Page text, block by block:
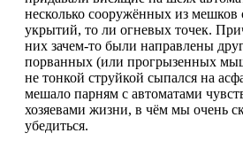
несколько сооружённых из мешков
укрытий, то ли огневых точек.
них зачем-то были направлены
порванных (или прогрызенных
не тонкой струйкой сыпался на
мешало парням с автоматами
хозяевами жизни, в чём мы очень
убедиться.